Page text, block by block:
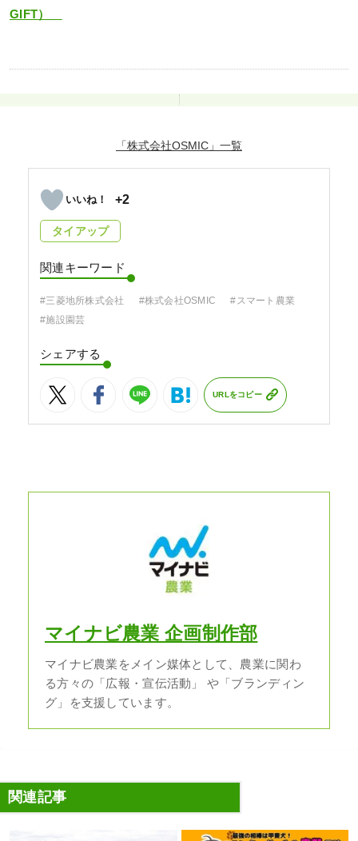
GIFT）
「株式会社OSMIC」
+2
タイアップ
関連キーワード
#三菱地所株式会社 #株式会社OSMIC
#スマート農業
#施設園芸
シェアする
URLをコピー
マイナビ農業 企画制作部
マイナビ農業をメイン媒体として、農業に関わ
る方々の「広報・宣伝活動」 や「ブランディン
グ」を支援しています。
関連記事